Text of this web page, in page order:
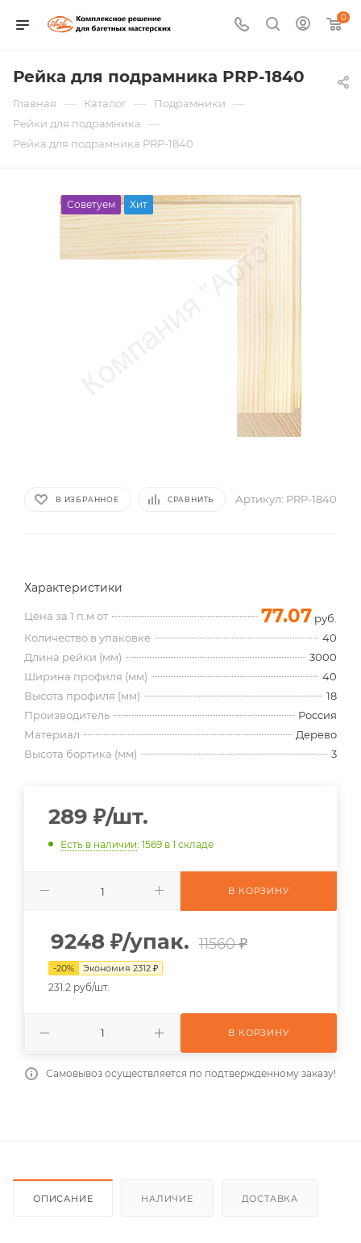
0
Рейка для подрамника PRP-1840
Главная — Каталог — Подрамники —
Рейки для подрамника —
Рейка для подрамника PRP-1840
Советуем Хит
В ИЗБРАННОЕ СРАВНИТЬ Артикул: PRP-1840
Характеристики
Цена за 1 п.м от 77.07 руб.
Количество в упаковке
40
Длина рейки (мм)
3000
Ширина профиля (мм)
40
Высота профиля (мм)
18
Производитель
Россия
Материал
Дерево
Высота бортика (мм)
3
289 ₽/шт.
Есть в наличии: 1569 в 1 складе
В КОРЗИНУ
9248 ₽/упак. 11560 ₽
-20% Экономия 2312 ₽
231.2 руб/шт.
В КОРЗИНУ
Самовывоз осуществляется по подтвержденному заказу!
ОПИСАНИЕ НАЛИЧИЕ ДОСТАВКА